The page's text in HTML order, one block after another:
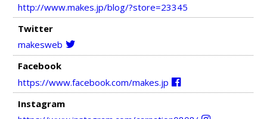
http://www.makes.jp/blog/?store=23345
Twitter
makesweb
Facebook
https://www.facebook.com/makes.jp
Instagram